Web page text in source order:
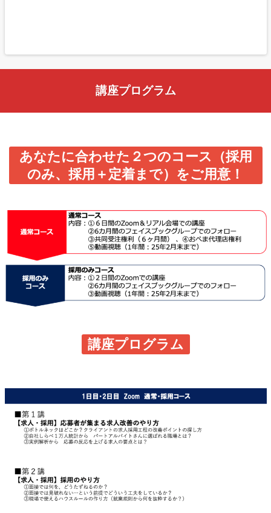
講座プログラム
あなたに合わせた２つのコース（採用
のみ、採用＋定着まで）をご用意！
講座プログラム